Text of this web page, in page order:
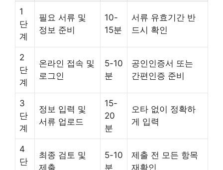
1
단
계
필요 서류 및
정보 준비
10-
15분
서류 유효기간 반
드시 확인
2
단
계
온라인 접속 및
로그인
5-10
분
공인인증서 또는
간편인증 준비
3
단
계
정보 입력 및
서류 업로드
15-
20
분
오타 없이 정확하
게 입력
4
단
최종 검토 및
제출
5-10
분
제출 전 모든 항목
재확인